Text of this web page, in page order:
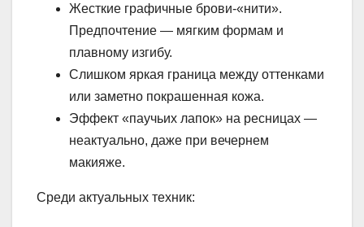
Жесткие графичные брови-«нити».
Предпочтение — мягким формам и
плавному изгибу.
Слишком яркая граница между оттенками
или заметно покрашенная кожа.
Эффект «паучьих лапок» на ресницах —
неактуально, даже при вечернем
макияже.
Среди актуальных техник: